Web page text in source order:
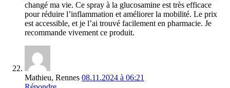
changé ma vie. Ce spray à la glucosamine est très efficace
pour réduire l’inflammation et améliorer la mobilité. Le prix
est accessible, et je l’ai trouvé facilement en pharmacie. Je
recommande vivement ce produit.
Mathieu, Rennes 08.11.2024 à 06:21